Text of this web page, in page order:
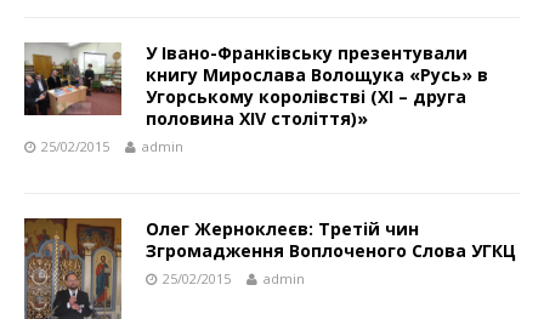
У Івано-Франківську презентували
книгу Мирослава Волощука «Русь» в
Угорському королівстві (ХІ – друга
половина ХІV століття)»
25/02/2015 admin
Олег Жерноклеєв: Третій чин
Згромадження Воплоченого Слова УГКЦ
25/02/2015 admin